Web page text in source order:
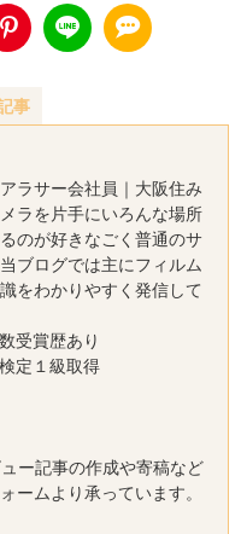
事
ラサー会社員｜大阪住み
ラを片手にいろんな場所
のが好きなごく普通のサ
ブログでは主にフィルム
をわかりやすく発信して
受賞歴あり
定１級取得
ー記事の作成や寄稿など
ームより承っています。